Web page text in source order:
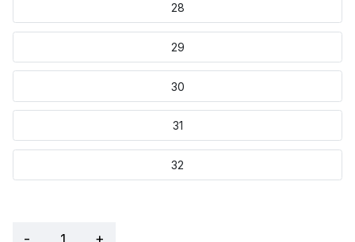
28
29
30
31
32